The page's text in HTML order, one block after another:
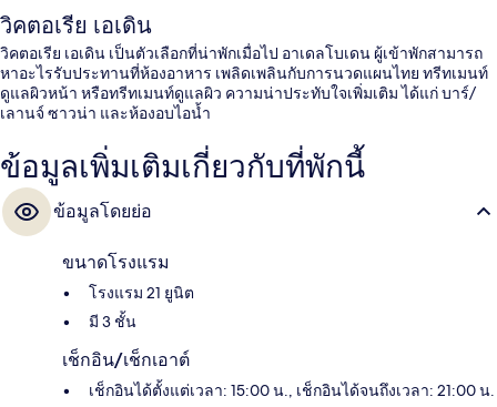
วิคตอเรีย เอเดิน
วิคตอเรีย เอเดิน เป็นตัวเลือกที่น่าพักเมื่อไป อาเดลโบเดน ผู้เข้าพักสามารถ
หาอะไรรับประทานที่ห้องอาหาร เพลิดเพลินกับการนวดแผนไทย ทรีทเมนท์
ดูแลผิวหน้า หรือทรีทเมนท์ดูแลผิว ความน่าประทับใจเพิ่มเติม ได้แก่ บาร์/
เลานจ์ ซาวน่า และห้องอบไอน้ำ
ข้อมูลเพิ่มเติมเกี่ยวกับที่พักนี้
ข้อมูลโดยย่อ
ขนาดโรงแรม
โรงแรม 21 ยูนิต
มี 3 ชั้น
เช็กอิน/เช็กเอาต์
เช็กอินได้ตั้งแต่เวลา: 15:00 น., เช็กอินได้จนถึงเวลา: 21:00 น.